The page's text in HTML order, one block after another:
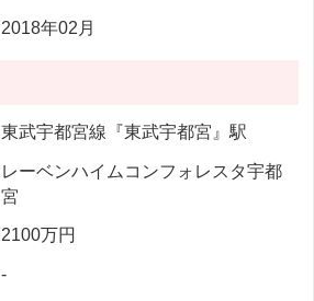
2018年02月
東武宇都宮線『東武宇都宮』駅
レーベンハイムコンフォレスタ宇都
宮
2100万円
-